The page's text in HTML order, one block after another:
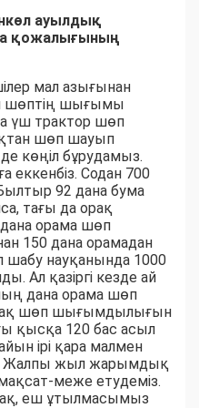
ауылдық
қожалығының
мал азығынан
шөптің шығымы
үш трактор шөп
шөп шауып
көңіл бұрудамыз.
еккенбіз. Содан 700
92 дана бума
тағы да орақ
орама шөп
150 дана орамадан
науқанында 1000
Ал қазіргі кезде ай
дана орама шөп
ақ шөп шығымдылығын
қысқа 120 бас асыл
ірі қара малмен
Жалпы жыл жарымдық
меже етудеміз.
еш ұтылмасымыз